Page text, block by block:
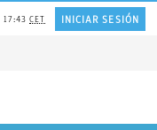
17:43CET INICIAR SESIÓN